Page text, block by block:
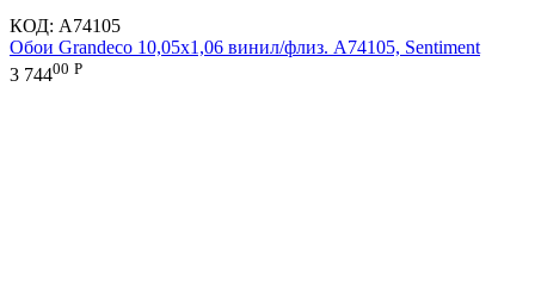
КОД: A74105
Обои Grandeco 10,05х1,06 винил/флиз. A74105, Sentiment
3 74400 Р